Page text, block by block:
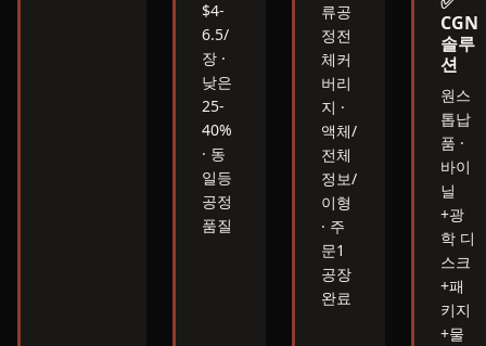
$4-
6.5/
장 ·
낮은
25-
40%
· 동
일등
공정
품질
류공
정전
체커
버리
지 ·
액체/
전체
정보/
이형
· 주
문1
공장
완료
CGN
솔루
션
원스
톱납
품 ·
바이
닐
+광
학 디
스크
+패
키지
+물